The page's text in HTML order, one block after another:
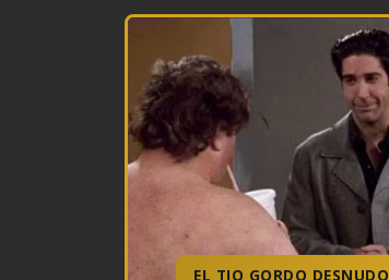
EL TIO GORDO DESNUDO